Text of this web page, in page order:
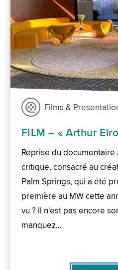
Films &
FILM – « Arthur
Reprise du documentaire
critique, consacré au
Palm Springs, qui a été
première au MW cette
vu ? Il n'est pas encore
manquez…